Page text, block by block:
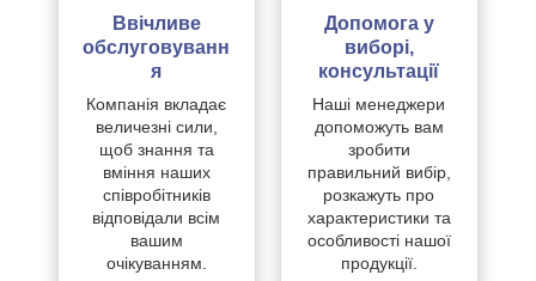
Ввічливе
обслуговуванн
я
Компанія вкладає
величезні сили,
щоб знання та
вміння наших
співробітників
відповідали всім
вашим
очікуванням.
Допомога у
виборі,
консультації
Наші менеджери
допоможуть вам
зробити
правильний вибір,
розкажуть про
характеристики та
особливості нашої
продукції.